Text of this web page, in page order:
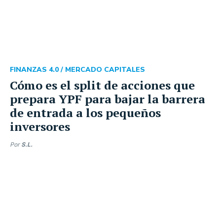
Cómo es el split de acciones que
prepara YPF para bajar la barrera
de entrada a los pequeños
inversores
FINANZAS 4.0 / MERCADO CAPITALES
Por S.L.